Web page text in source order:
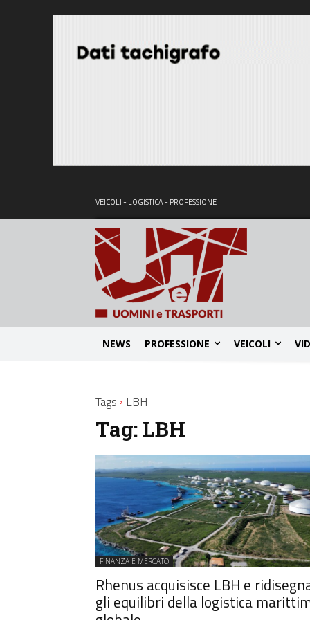
VEICOLI - LOGISTICA - PROFESSIONE
NEWS PROFESSIONE VEICOLI
Tags LBH
Tag: LBH
FINANZA E MERCATO
Rhenus acquisisce LBH e
gli equilibri della logistica